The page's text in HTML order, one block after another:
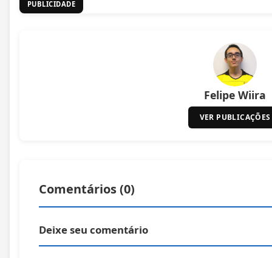
PUBLICIDADE
Felipe Wiira
VER PUBLICAÇÕES
Comentários (0)
Deixe seu comentário